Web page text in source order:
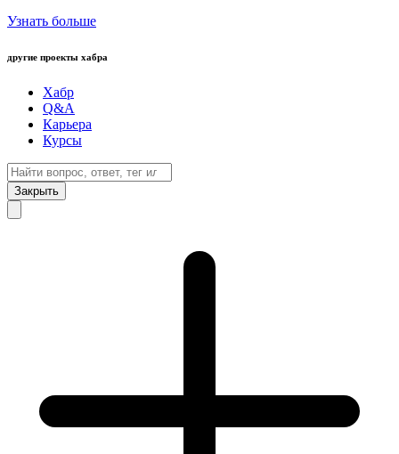
Узнать больше
другие проекты хабра
Хабр
Q&A
Карьера
Курсы
Закрыть